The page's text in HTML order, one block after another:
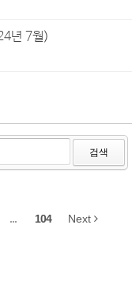
년 7월)
검색
... 104 Next